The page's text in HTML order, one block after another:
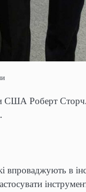
США Роберт
впроваджують в